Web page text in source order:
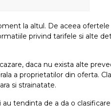
la altul. De aceea
privind tarifele si alte
daca nu exista alte
a proprietatilor din oferta.
si strainatate.
tendinta de a da o